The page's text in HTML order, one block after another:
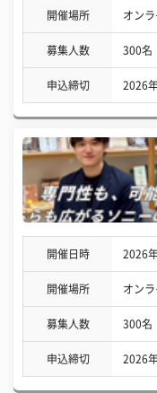
開催場所 オン
募集人数 300名
申込締切 2026
開催日時 2026
開催場所 オン
募集人数 300名
申込締切 2026